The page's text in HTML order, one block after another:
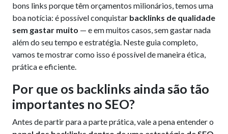
bons links porque têm orçamentos milionários, temos uma
boa notícia: é possível conquistar backlinks de qualidade
sem gastar muito — e em muitos casos, sem gastar nada
além do seu tempo e estratégia. Neste guia completo,
vamos te mostrar como isso é possível de maneira ética,
prática e eficiente.
Por que os backlinks ainda são tão
importantes no SEO?
Antes de partir para a parte prática, vale a pena entender o